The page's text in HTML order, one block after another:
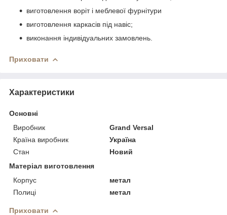
виготовлення воріт і меблевої фурнітури
виготовлення каркасів під навіс;
виконання індивідуальних замовлень.
Приховати
Характеристики
Основні
Виробник
Grand Versal
Країна виробник
Україна
Стан
Новий
Матеріал виготовлення
Корпус
метал
Полиці
метал
Приховати